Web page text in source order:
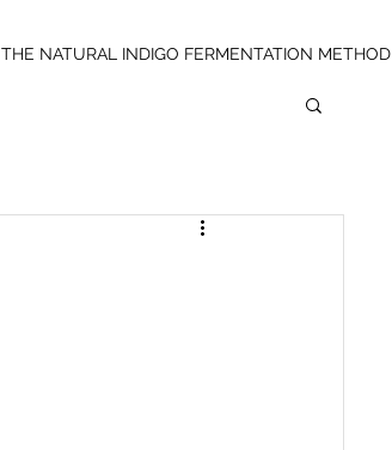
THE NATURAL INDIGO FERMENTATION METHOD